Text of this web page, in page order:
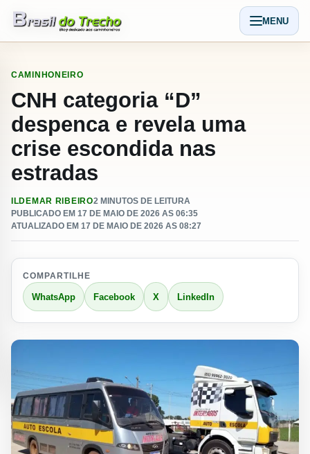
Abrir
MENU
CAMINHONEIRO
CNH categoria “D”
despenca e revela uma
crise escondida nas
estradas
ILDEMAR RIBEIRO2 MINUTOS DE LEITURA
PUBLICADO EM 17 DE MAIO DE 2026 AS 06:35
ATUALIZADO EM 17 DE MAIO DE 2026 AS 08:27
COMPARTILHE
WhatsApp Facebook X LinkedIn